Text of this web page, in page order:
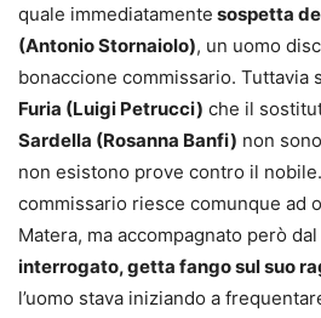
quale immediatamente sospetta
(Antonio Stornaiolo), un uomo
bonaccione commissario. Tuttavia
Furia (Luigi Petrucci) che il
Sardella (Rosanna Banfi) non
non esistono prove contro il
commissario riesce comunque ad
Matera, ma accompagnato però
interrogato, getta fango sul suo
l’uomo stava iniziando a